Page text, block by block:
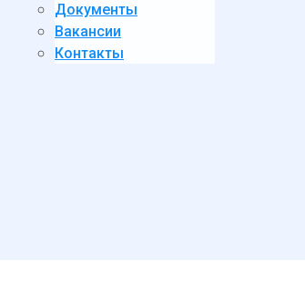
Документы
Вакансии
Контакты